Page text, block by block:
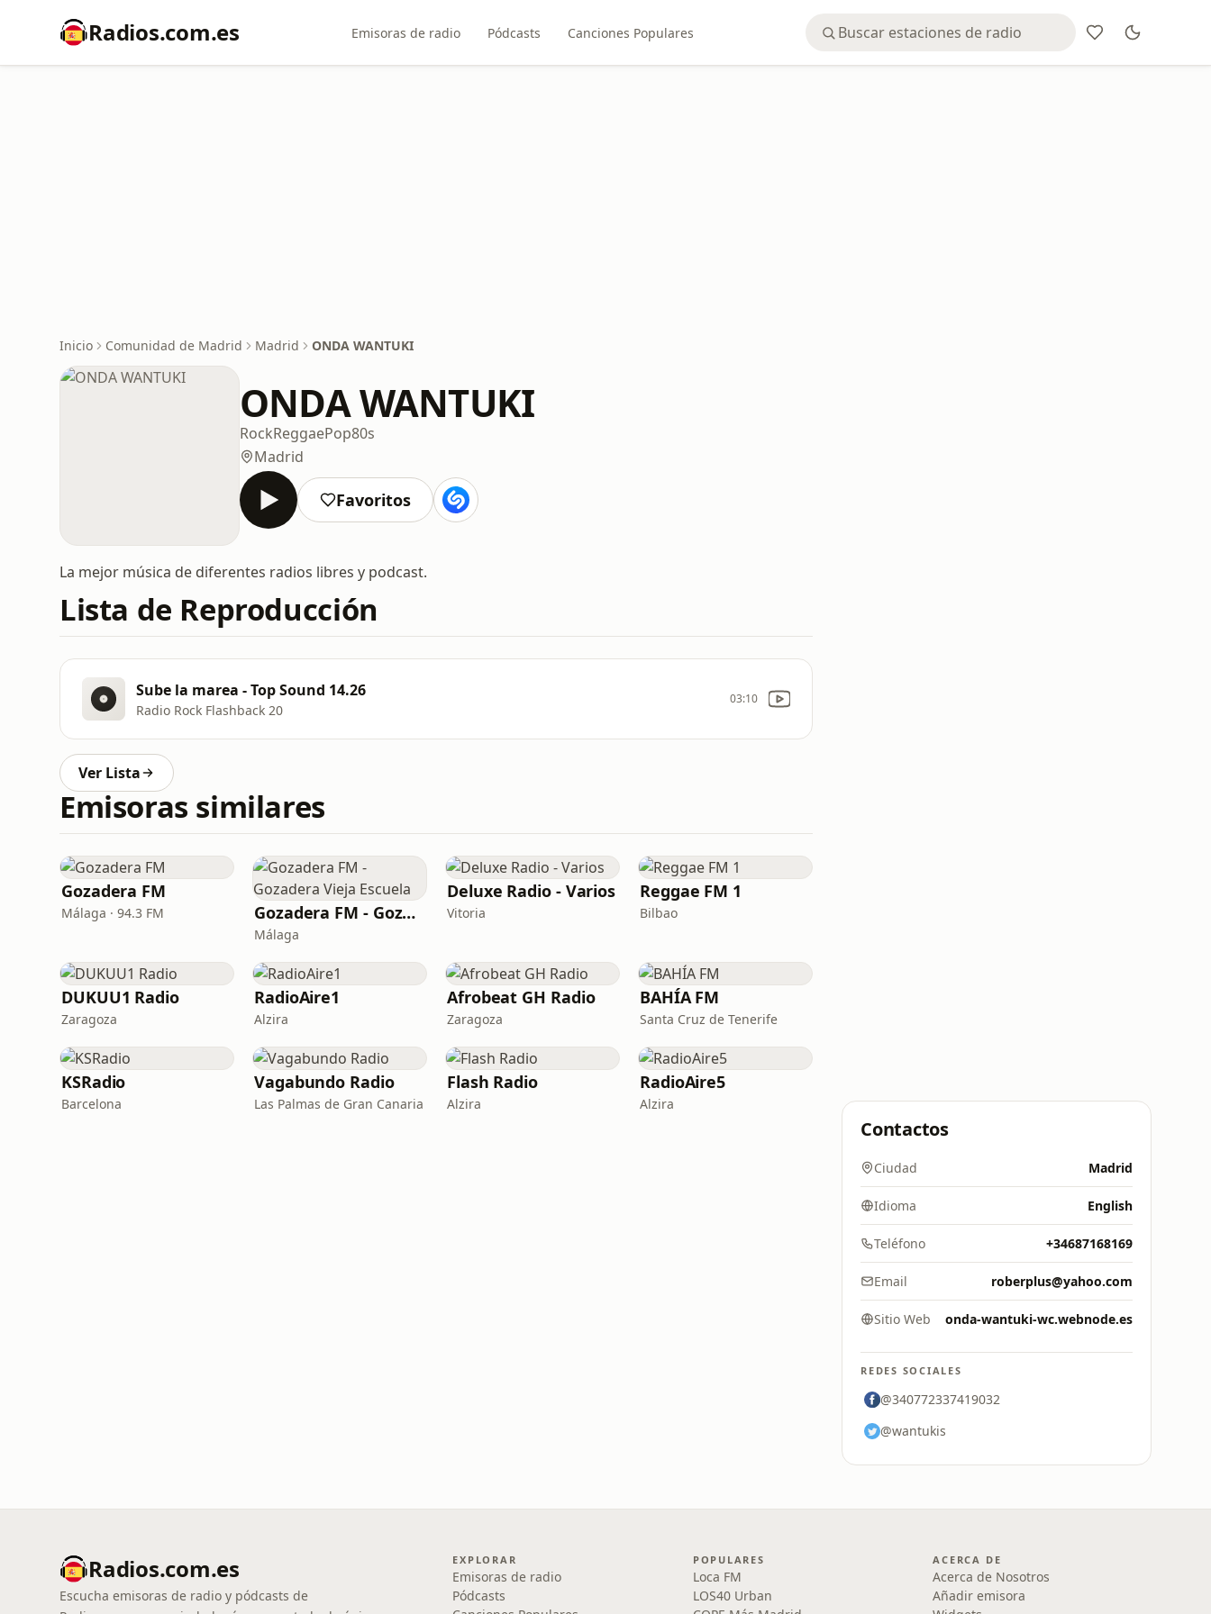
Radios.com.es Emisoras de radio Pódcasts Canciones Populares
Inicio Comunidad de Madrid Madrid ONDA WANTUKI
ONDA WANTUKI
RockReggaePop80s
Madrid
Favoritos
La mejor música de diferentes radios libres y podcast.
Lista de Reproducción
Sube la marea - Top Sound 14.26
Radio Rock Flashback 20
03:10
Ver Lista
Emisoras similares
Gozadera FM
Málaga · 94.3 FM Gozadera FM - Gozadera Vieja Escuela
Málaga
Deluxe Radio - Varios
Vitoria
Reggae FM 1
Bilbao
DUKUU1 Radio
Zaragoza
RadioAire1
Alzira
Afrobeat GH Radio
Zaragoza
BAHÍA FM
Santa Cruz de Tenerife
KSRadio
Barcelona
Vagabundo Radio
Las Palmas de Gran Canaria
Flash Radio
Alzira
RadioAire5
Alzira
Contactos
Ciudad Madrid
Idioma English
Teléfono +34687168169
Email roberplus@yahoo.com
Sitio Web onda-wantuki-wc.webnode.es
REDES SOCIALES
@340772337419032
@wantukis
Radios.com.es
Escucha emisoras de radio y pódcasts de
EXPLORAR
Emisoras de radio
Pódcasts
POPULARES
Loca FM
LOS40 Urban
ACERCA DE
Acerca de Nosotros
Añadir emisora